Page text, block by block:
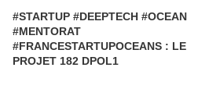
#STARTUP #DEEPTECH #OCEAN
#MENTORAT
#FRANCESTARTUPOCEANS : LE
PROJET 182 DPOL1